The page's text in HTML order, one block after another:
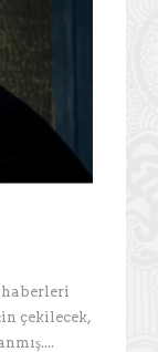
haberleri
çekilecek,